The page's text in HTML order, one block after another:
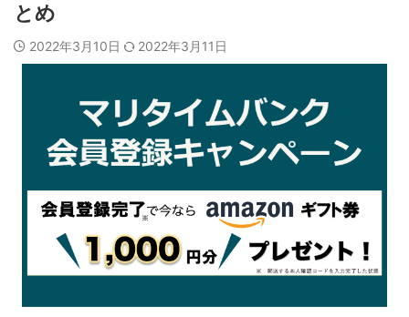
とめ
2022年3月10日 2022年3月11日